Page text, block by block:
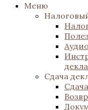
Меню
Сдача